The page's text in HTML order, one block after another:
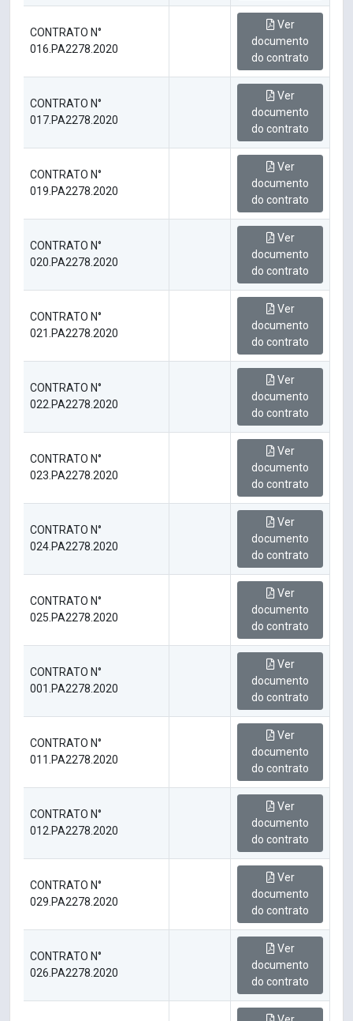
CONTRATO N°
016.PA2278.2020
Ver
documento
do contrato
CONTRATO N°
017.PA2278.2020
Ver
documento
do contrato
CONTRATO N°
019.PA2278.2020
Ver
documento
do contrato
CONTRATO N°
020.PA2278.2020
Ver
documento
do contrato
CONTRATO N°
021.PA2278.2020
Ver
documento
do contrato
CONTRATO N°
022.PA2278.2020
Ver
documento
do contrato
CONTRATO N°
023.PA2278.2020
Ver
documento
do contrato
CONTRATO N°
024.PA2278.2020
Ver
documento
do contrato
CONTRATO N°
025.PA2278.2020
Ver
documento
do contrato
CONTRATO N°
001.PA2278.2020
Ver
documento
do contrato
CONTRATO N°
011.PA2278.2020
Ver
documento
do contrato
CONTRATO N°
012.PA2278.2020
Ver
documento
do contrato
CONTRATO N°
029.PA2278.2020
Ver
documento
do contrato
CONTRATO N°
026.PA2278.2020
Ver
documento
do contrato